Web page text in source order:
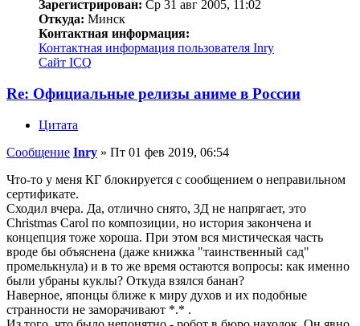
Зарегистрирован: Ср 31 авг 2005, 11:02
Откуда: Минск
Контактная информация:
Контактная информация пользователя Inry
Сайт ICQ
Re: Официальные релизы аниме в России
Цитата
Сообщение Inry » Пт 01 фев 2019, 06:54
Что-то у меня КГ блокируется с сообщением о неправильном
сертификате.
Сходил вчера. Да, отлично снято, 3Д не напрягает, это
Сhristmas Carol по композиции, но история закончена и
концепция тоже хороша. При этом вся мистическая часть
вроде бы объяснена (даже книжка "таинственный сад"
промелькнула) и в то же время остаются вопросы: как именно
были убраны куклы? Откуда взялся банан?
Наверное, японцы ближе к миру духов и их подобные
странности не заморачивают *.* .